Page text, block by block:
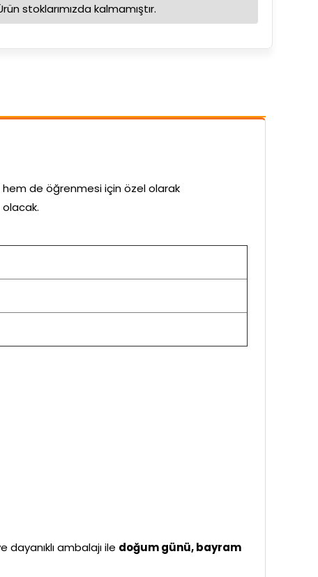
stoklarımızda kalmamıştır.
de öğrenmesi için özel olarak
olacak.
ambalajı ile doğum günü, bayram